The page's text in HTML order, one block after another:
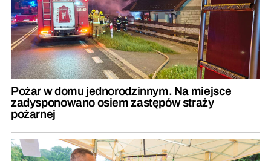
Pożar w domu jednorodzinnym. Na miejsce
zadysponowano osiem zastępów straży
pożarnej